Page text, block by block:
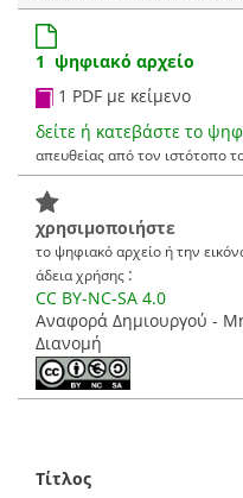
1 ψηφιακό αρχείο
1 PDF με κείμενο
δείτε ή κατεβάστε το
απευθείας από τον ιστότοπο
χρησιμοποιήστε
το ψηφιακό αρχείο ή την
άδεια χρήσης :
CC BY-NC-SA 4.0
Αναφορά Δημιουργού -
Διανομή
Τίτλος